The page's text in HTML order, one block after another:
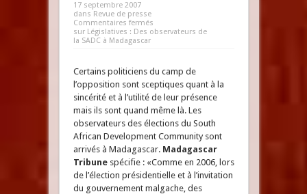
17 septembre 2007
dans Revue de presse
Commentaires fermés
sur Législatives : Des observateurs de
la SADC à Madagascar
Certains politiciens du camp de
l’opposition sont sceptiques quant à la
sincérité et à l’utilité de leur présence
mais ils sont quand même là. Les
observateurs des élections du South
African Development Community sont
arrivés à Madagascar. Madagascar
Tribune spécifie : «Comme en 2006, lors
de l’élection présidentielle et à l’invitation
du gouvernement malgache, des